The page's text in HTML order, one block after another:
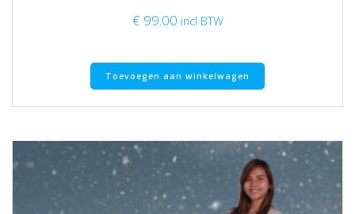
€ 99.00 incl BTW
Toevoegen aan winkelwagen